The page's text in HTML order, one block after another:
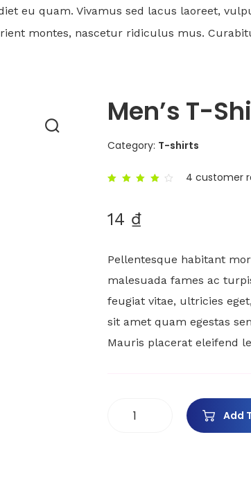
eu quam. Vivamus sed lacus laoreet,
montes, nascetur ridiculus mus.
Men’s T-
Category: T-shirts
5
based
4 customer
14 ₫
Pellentesque habitant
malesuada fames ac
feugiat vitae, ultricies
sit amet quam egestas
Mauris placerat eleifend
Add